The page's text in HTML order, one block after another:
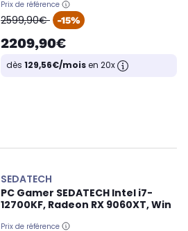
Prix de référence
oldPrice
2599,90€ -15%
2209,90€
dès 129,56€/moisen 20x
SEDATECH
PC Gamer SEDATECH Intel i7-
12700KF, Radeon RX 9060XT, Win
Prix de référence